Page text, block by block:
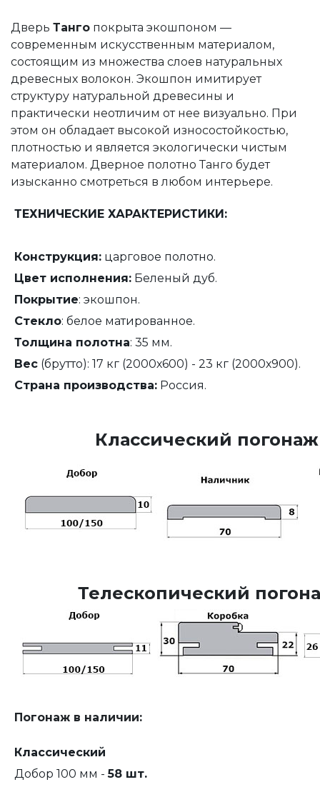
Дверь Танго покрыта экошпоном —
современным искусственным материалом,
состоящим из множества слоев натуральных
древесных волокон. Экошпон имитирует
структуру натуральной древесины и
практически неотличим от нее визуально. При
этом он обладает высокой износостойкостью,
плотностью и является экологически чистым
материалом. Дверное полотно Танго будет
изысканно смотреться в любом интерьере.
ТЕХНИЧЕСКИЕ ХАРАКТЕРИСТИКИ:
Конструкция: царговое полотно.
Цвет исполнения: Беленый дуб.
Покрытие: экошпон.
Стекло: белое матированное.
Толщина полотна: 35 мм.
Вес (брутто): 17 кг (2000х600) - 23 кг (2000х900).
Страна производства: Россия.
Классический
Телескопический
Погонаж в наличии:
Классический
Добор 100 мм -58 шт.